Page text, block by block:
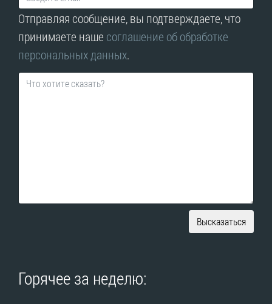
Отправляя сообщение, вы подтверждаете, что
принимаете наше соглашение об обработке
персональных данных.
Высказаться
Горячее за неделю: